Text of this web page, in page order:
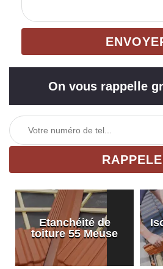
On vous rappelle
Etanchéité de
toiture 55 Meuse